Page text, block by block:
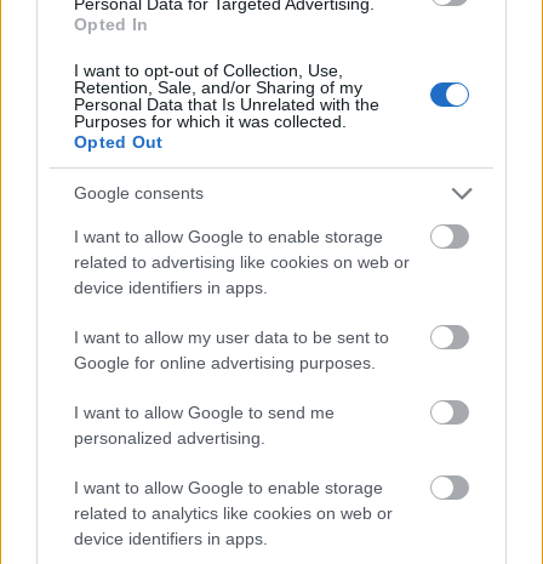
Opted In
I want to opt-out of Collection, Use,
Retention, Sale, and/or Sharing of my
Personal Data that Is Unrelated with the
Purposes for which it was collected.
Opted Out
Google consents
I want to allow Google to enable storage
related to advertising like cookies on web or
device identifiers in apps.
I want to allow my user data to be sent to
Google for online advertising purposes.
I want to allow Google to send me
personalized advertising.
I want to allow Google to enable storage
related to analytics like cookies on web or
device identifiers in apps.
szerethessünk. Este van már, vajon kinek hogyan
vajon tudunk-e időt szakítani egymásra?
Mindenkinek kell egy biztos pont, amire vagy akire
bármikor támaszkodhat. Legyünk mi az a biztos
pont, mert társunk…
Tudj várni a megfelelő pillanatra
2015. február 07.
Csodák mindig vannak, mindig voltak, és mindig
lesznek. A mi dolgunk az, hogy meg tudjuk várni a
megfelelő alkalmat, és hozzá a megfelelő pillanatot.
A tökéletesség pillanatát. Mert van ilyen, ezt már azt
hiszem sokunk megtapasztalhatta már. Az, hogy
nem merünk ilyenkor cselekedni, az a…
Várom a tavaszt! :)